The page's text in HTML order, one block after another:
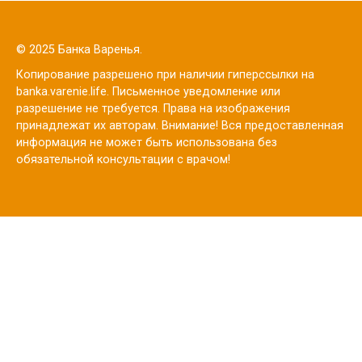
© 2025 Банка Варенья.
Копирование разрешено при наличии гиперссылки на
banka.varenie.life. Письменное уведомление или
разрешение не требуется. Права на изображения
принадлежат их авторам. Внимание! Вся предоставленная
информация не может быть использована без
обязательной консультации с врачом!